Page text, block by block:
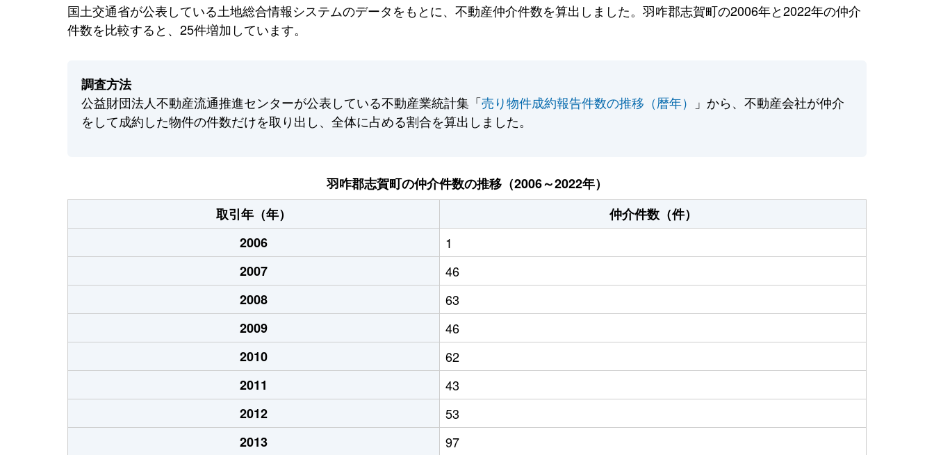
国土交通省が公表している土地総合情報システムのデータをもとに、不動産仲介件数を算出しました。羽咋郡志賀町の2006年と2022年の仲介
件数を比較すると、25件増加しています。
調査方法
公益財団法人不動産流通推進センターが公表している不動産業統計集「売り物件成約報告件数の推移（暦年）
」から、不動産会社が仲介
をして成約した物件の件数だけを取り出し、全体に占める割合を算出しました。
羽咋郡志賀町の仲介件数の推移（2006～2022年）
取引年（年）
仲介件数（件）
2006
1
2007
46
2008
63
2009
46
2010
62
2011
43
2012
53
2013
97